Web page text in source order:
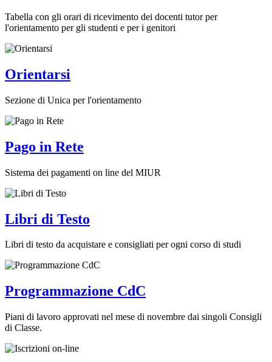
Tabella con gli orari di ricevimento dei docenti tutor per
l'orientamento per gli studenti e per i genitori
Orientarsi
Sezione di Unica per l'orientamento
Pago in Rete
Sistema dei pagamenti on line del MIUR
Libri di Testo
Libri di testo da acquistare e consigliati per ogni corso di studi
Programmazione CdC
Piani di lavoro approvati nel mese di novembre dai singoli Consigli
di Classe.